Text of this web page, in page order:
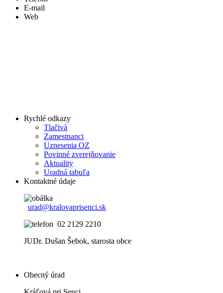
E-mail
Web
Rychlé odkazy
Tlačivá
Zamestnanci
Uznesenia OZ
Povinné zverejňovanie
Aktuality
Uradná tabuľa
Kontaktné údaje
urad@kralovaprisenci.sk
02 2129 2210
JUDr. Dušan Šebok, starosta obce
Obecný úrad